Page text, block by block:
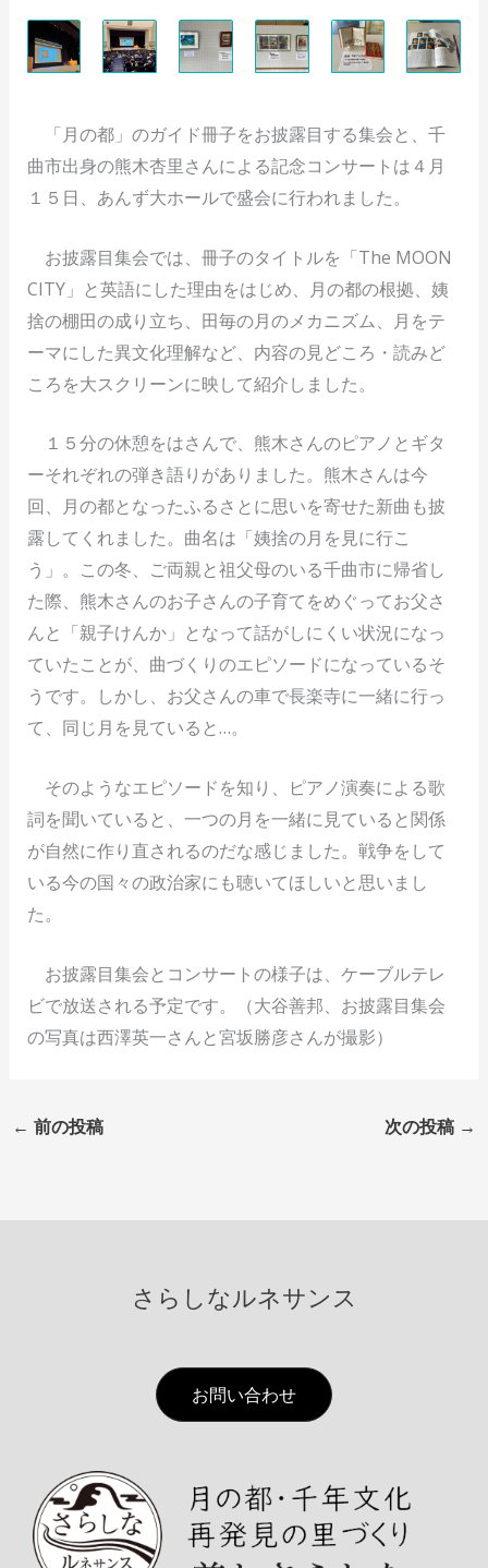
「月の都」のガイド冊子をお披露目する集会と、千
曲市出身の熊木杏里さんによる記念コンサートは４月
１５日、あんず大ホールで盛会に行われました。
お披露目集会では、冊子のタイトルを「The MOON
CITY」と英語にした理由をはじめ、月の都の根拠、姨
捨の棚田の成り立ち、田毎の月のメカニズム、月をテ
ーマにした異文化理解など、内容の見どころ・読みど
ころを大スクリーンに映して紹介しました。
１５分の休憩をはさんで、熊木さんのピアノとギタ
ーそれぞれの弾き語りがありました。熊木さんは今
回、月の都となったふるさとに思いを寄せた新曲も披
露してくれました。曲名は「姨捨の月を見に行こ
う」。この冬、ご両親と祖父母のいる千曲市に帰省し
た際、熊木さんのお子さんの子育てをめぐってお父さ
んと「親子けんか」となって話がしにくい状況になっ
ていたことが、曲づくりのエピソードになっているそ
うです。しかし、お父さんの車で長楽寺に一緒に行っ
て、同じ月を見ていると…。
そのようなエピソードを知り、ピアノ演奏による歌
詞を聞いていると、一つの月を一緒に見ていると関係
が自然に作り直されるのだな感じました。戦争をして
いる今の国々の政治家にも聴いてほしいと思いまし
た。
お披露目集会とコンサートの様子は、ケーブルテレ
ビで放送される予定です。（大谷善邦、お披露目集会
の写真は西澤英一さんと宮坂勝彦さんが撮影）
← 前の投稿 次の投稿 →
さらしなルネサンス
お問い合わせ